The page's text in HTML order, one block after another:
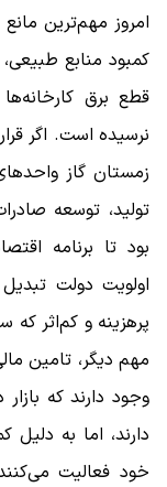
امروز مهم‌ترین
کمبود منابع
قطع برق
نرسیده است. اگر
زمستان گاز
تولید، توسعه
بود تا برنامه
اولویت دولت
پرهزینه و کم‌اثر
مهم دیگر، تامین
وجود دارند که
دارند، اما به
خود فعالیت